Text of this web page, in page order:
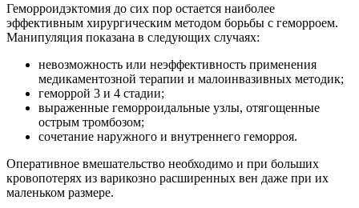
Геморроидэктомия до сих пор остается наиболее
эффективным хирургическим методом борьбы с геморроем.
Манипуляция показана в следующих случаях:
невозможность или неэффективность применения
медикаментозной терапии и малоинвазивных методик;
геморрой 3 и 4 стадии;
выраженные геморроидальные узлы, отягощенные
острым тромбозом;
сочетание наружного и внутреннего геморроя.
Оперативное вмешательство необходимо и при больших
кровопотерях из варикозно расширенных вен даже при их
маленьком размере.